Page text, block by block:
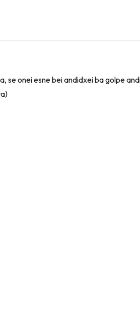
se onei esne bei andidxei ba golpe